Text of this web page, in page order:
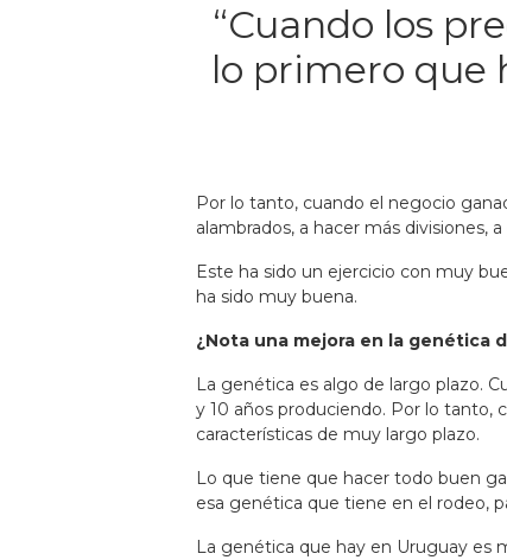
“Cuando los
lo primero que
Por lo tanto, cuando el negocio
alambrados, a hacer más divisiones,
Este ha sido un ejercicio con muy
ha sido muy buena.
¿Nota una mejora en la genética
La genética es algo de largo plazo.
y 10 años produciendo. Por lo tanto,
características de muy largo plazo.
Lo que tiene que hacer todo buen
esa genética que tiene en el rodeo,
La genética que hay en Uruguay es